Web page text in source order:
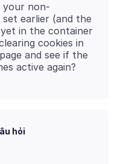
your non-
earlier (and the
in the container
cookies in
and see if the
hỏi